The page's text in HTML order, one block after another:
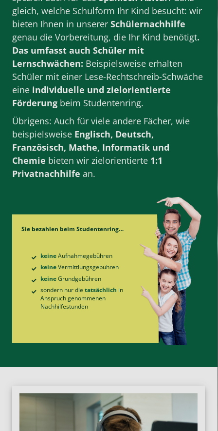
gleich, welche Schulform Ihr Kind besucht: wir
bieten Ihnen in unserer Schülernachhilfe
genau die Vorbereitung, die Ihr Kind benötigt.
Das umfasst auch Schüler mit
Lernschwächen: Beispielsweise erhalten
Schüler mit einer Lese-Rechtschreib-Schwäche
eine individuelle und zielorientierte
Förderung beim Studentenring.
Übrigens: Auch für viele andere Fächer, wie
beispielsweise Englisch, Deutsch,
Französisch, Mathe, Informatik und
Chemie bieten wir zielorientierte 1:1
Privatnachhilfe an.
Sie bezahlen beim Studentenring…
keineAufnahme­gebühren
keineVermittlungs­gebühren
keineGrund­gebühren
sondern nur die tatsächlich in
Anspruch genommenen
Nachhilfe­stunden